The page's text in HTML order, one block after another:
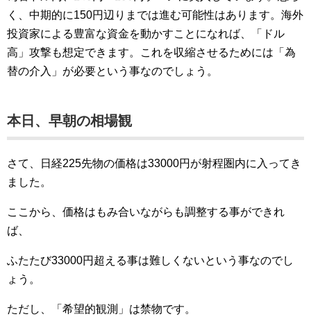
く、中期的に150円辺りまでは進む可能性はあります。海外
投資家による豊富な資金を動かすことになれば、「ドル
高」攻撃も想定できます。これを収縮させるためには「為
替の介入」が必要という事なのでしょう。
本日、早朝の相場観
さて、日経225先物の価格は33000円が射程圏内に入ってき
ました。
ここから、価格はもみ合いながらも調整する事ができれ
ば、
ふたたび33000円超える事は難しくないという事なのでし
ょう。
ただし、「希望的観測」は禁物です。